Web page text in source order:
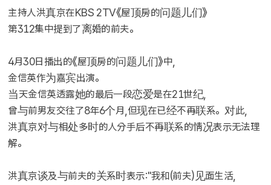
主持人洪真京在KBS 2TV《屋顶房的问题儿们》
第312集中提到了离婚的前夫。
4月30日播出的《屋顶房的问题儿们》中,
金信英作为嘉宾出演。
当天金信英透露她的最后一段恋爱是在21世纪,
曾与前男友交往了8年6个月,但现在已经不再联系。对此,
洪真京对与相处多时的人分手后不再联系的情况表示无法理
解。
洪真京谈及与前夫的关系时表示:"我和(前夫)见面生活,